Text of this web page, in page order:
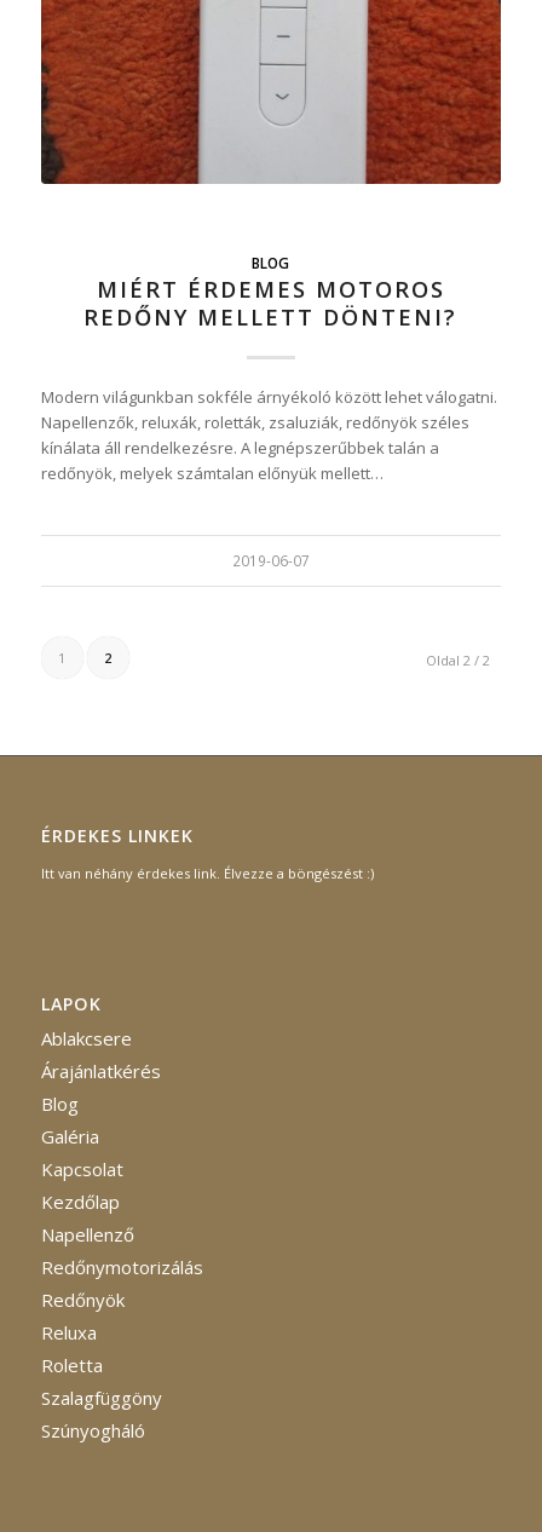
BLOG
MIÉRT ÉRDEMES MOTOROS
REDŐNY MELLETT DÖNTENI?
Modern világunkban sokféle árnyékoló között lehet válogatni.
Napellenzők, reluxák, roletták, zsaluziák, redőnyök széles
kínálata áll rendelkezésre. A legnépszerűbbek talán a
redőnyök, melyek számtalan előnyük mellett…
2019-06-07
Oldal 2 / 2
1 2
ÉRDEKES LINKEK
Itt van néhány érdekes link. Élvezze a böngészést :)
LAPOK
Ablakcsere
Árajánlatkérés
Blog
Galéria
Kapcsolat
Kezdőlap
Napellenző
Redőnymotorizálás
Redőnyök
Reluxa
Roletta
Szalagfüggöny
Szúnyogháló